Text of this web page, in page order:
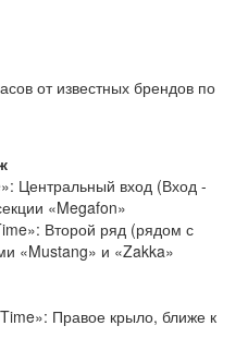
от известных брендов по
Центральный вход (Вход -
«Megafon»
Второй ряд (рядом с
«Mustang» и «Zakka»
Правое крыло, ближе к